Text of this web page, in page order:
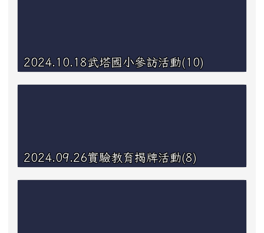
2024.10.18武塔國小參訪活動(10)
2024.09.26實驗教育揭牌活動(8)